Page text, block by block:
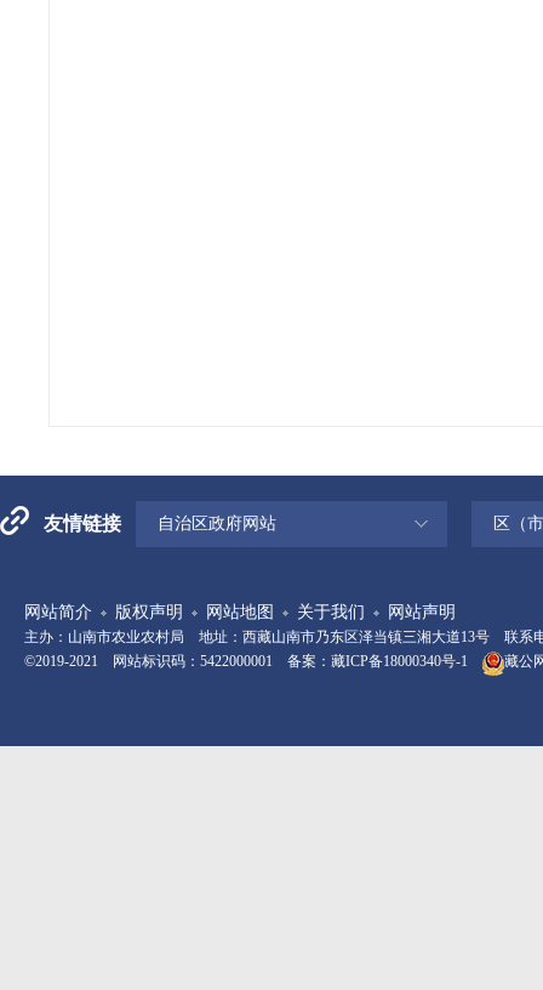
友情链接 自治区政府网站 区（
网站简介 版权声明 网站地图 关于我们 网站声明
主办：山南市农业农村局 地址：西藏山南市乃东区泽当镇三湘大道13号 联系电
©2019-2021 网站标识码：5422000001 备案： 藏ICP备18000340号-1 藏公